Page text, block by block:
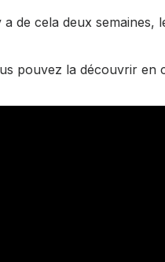
a de cela deux semaines,
pouvez la découvrir en